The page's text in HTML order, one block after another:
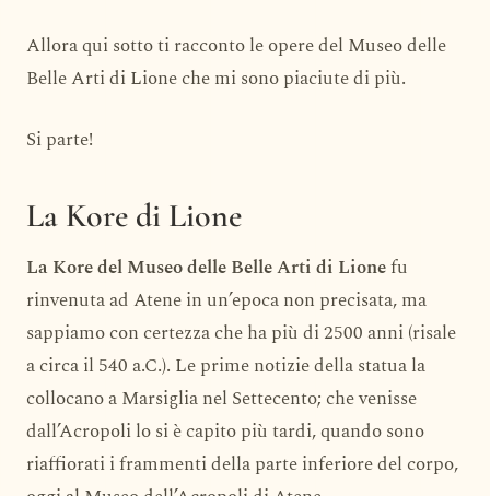
Allora qui sotto ti racconto le opere del Museo delle
Belle Arti di Lione che mi sono piaciute di più.
Si parte!
La Kore di Lione
La Kore del Museo delle Belle Arti di Lionefu
rinvenuta ad Atene in un’epoca non precisata, ma
sappiamo con certezza che ha più di 2500 anni (risale
a circa il 540 a.C.). Le prime notizie della statua la
collocano a Marsiglia nel Settecento; che venisse
dall’Acropoli lo si è capito più tardi, quando sono
riaffiorati i frammenti della parte inferiore del corpo,